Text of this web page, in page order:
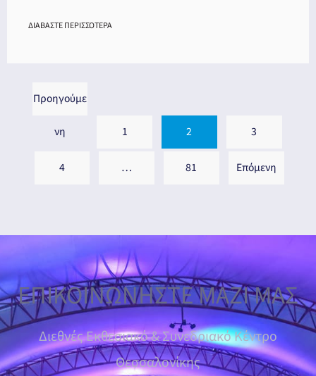
ΔΙΑΒΑΣΤΕ ΠΕΡΙΣΣΟΤΕΡΑ
Προηγούμε
νη 1 2 3
4 … 81 Επόμενη
ΕΠΙΚΟΙΝΩΝΗΣΤΕ ΜΑΖΙ ΜΑΣ
Διεθνές Εκθεσιακό & Συνεδριακό Κέντρο
Θεσσαλονίκης